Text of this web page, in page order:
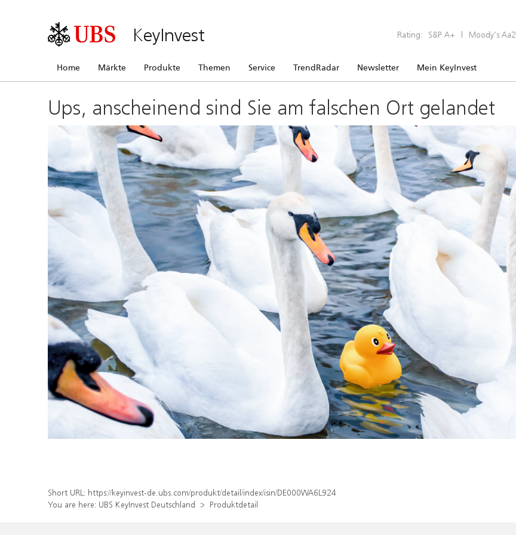
KeyInvest Rating: S&P A+ | Moody’s Aa2
Home Märkte Produkte Themen Service TrendRadar Newsletter Mein KeyInvest
Ups, anscheinend sind Sie am falschen Ort gelandet
Short URL: https://keyinvest-de.ubs.com/produkt/detail/index/isin/DE000WA6L924
You are here: UBS KeyInvest Deutschland Produktdetail